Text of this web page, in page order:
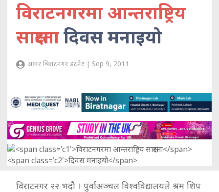
विराटनगरमा आन्तराष्ट्रिय
साक्षरतादिवस मनाइयो
आवर बिराटनगर डटनेट | Sep 9, 2011
विराटनगर २२ भदौ । पुर्वाअञ्चल विश्वविद्यालयले श्रम शिप